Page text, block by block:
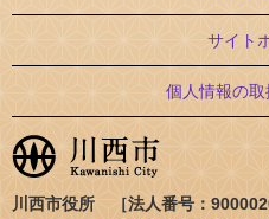
サイト
個人情報の
川西市役所 ［法人番号：